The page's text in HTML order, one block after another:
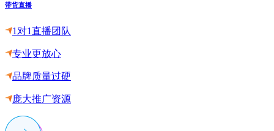
带货直播
1对1直播团队
专业更放心
品牌质量过硬
庞大推广资源